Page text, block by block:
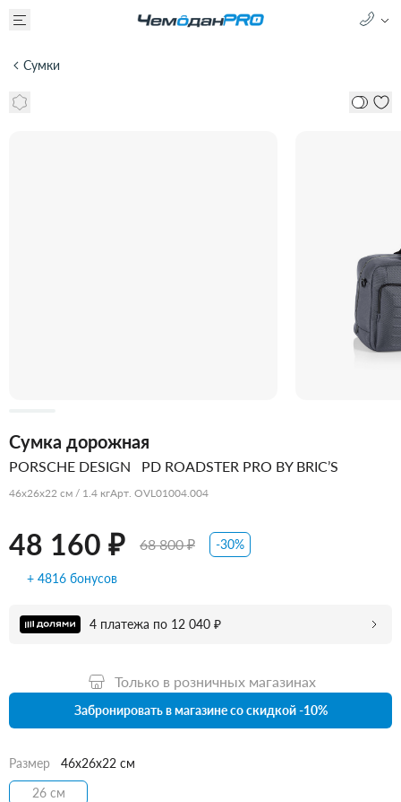
Сумки
Сумка дорожная
PORSCHE DESIGN PD ROADSTER PRO BY BRIC’S
46x26x22 см / 1.4 кгАрт. OVL01004.004
48 160 ₽ 68 800 ₽ -30%
+ 4816 бонусов
4 платежа по 12 040 ₽
Только в розничных магазинах
Забронировать в магазине со скидкой -10%
Размер
46x26x22 см
26 см